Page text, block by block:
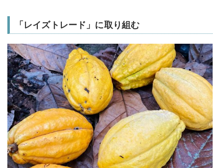
「レイズトレード」に取り組む